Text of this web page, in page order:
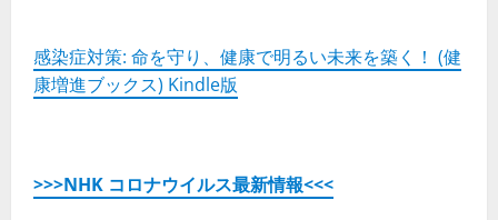
感染症対策: 命を守り、健康で明るい未来を築く！ (健
康増進ブックス) Kindle版
>>>NHK コロナウイルス最新情報<<<